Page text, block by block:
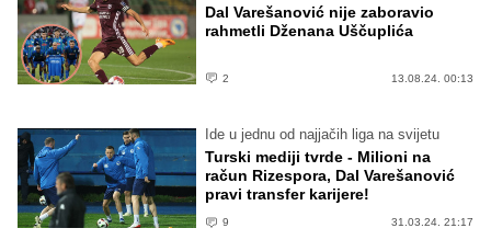
Dal Varešanović nije zaboravio
rahmetli Dženana Uščuplića
2 13.08.24. 00:13
Ide u jednu od najjačih liga na svijetu
Turski mediji tvrde - Milioni na
račun Rizespora, Dal Varešanović
pravi transfer karijere!
9 31.03.24. 21:17